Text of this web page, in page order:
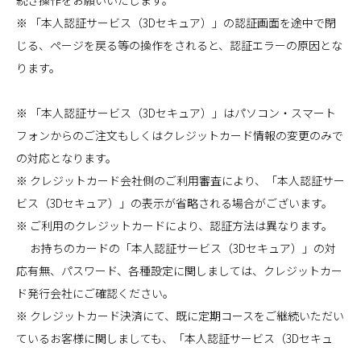
※ 「本人認証サービス（3Dセキュア）」の認証画面を途中で閉
じる、ページを戻る等の操作をされると、認証エラーの原因とな
ります。
※ 「本人認証サービス（3Dセキュア）」はパソコン・スマート
フォンからのご注文もしくはクレジットカード情報の変更のみで
の対応となります。
※ クレジットカード会社側のご利用審査により、「本人認証サー
ビス（3Dセキュア）」の表示が省略される場合がございます。
※ ご利用のクレジットカードにより、認証方法は異なります。
お持ちのカードの「本人認証サービス（3Dセキュア）」の対
応有無、パスワード、各種設定に関しましては、クレジットカー
ド発行会社にご確認ください。
※ クレジットカード決済にて、既に定期コースをご継続いただい
ているお客様に関しましても、「本人認証サービス（3Dセキュ